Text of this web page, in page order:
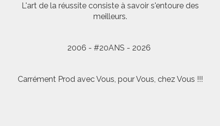
L'art de la réussite consiste à savoir s'entoure des
meilleurs.
2006 - #20ANS - 2026
Carrément Prod avec Vous, pour Vous, chez Vous !!!